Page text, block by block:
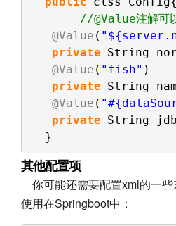
//@Value注解可
@Value (
private String
@Value ( "fish" )
private String
@Value (
private String
}
其他配置项
你可能还需要配置xml的一
使用在Springboot中：